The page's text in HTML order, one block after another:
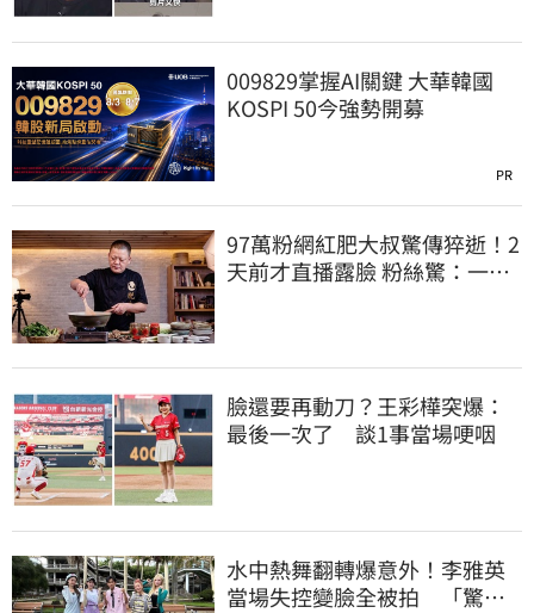
009829掌握AI關鍵 大華韓國
KOSPI 50今強勢開募
PR
97萬粉網紅肥大叔驚傳猝逝！2
天前才直播露臉 粉絲驚：一直
臉還要再動刀？王彩樺突爆：
最後一次了 談1事當場哽咽
水中熱舞翻轉爆意外！李雅英
當場失控變臉全被拍 「驚人